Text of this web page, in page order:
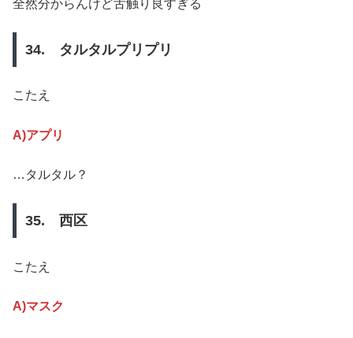
全然分からんけど舌触り良すぎる
34. タルタルプリプリ
こたえ
A)アプリ
…タルタル？
35. 西区
こたえ
A)マスク